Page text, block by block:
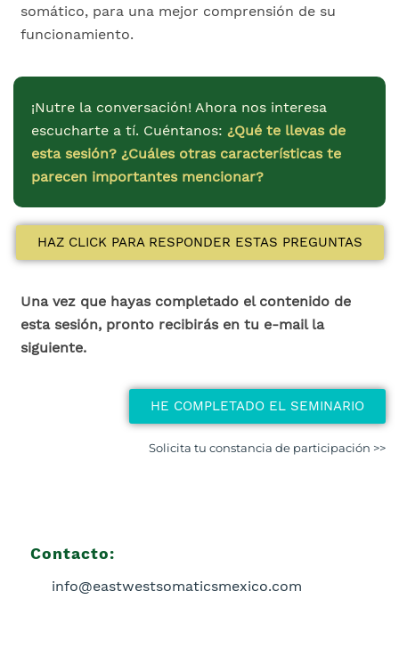
somático, para una mejor comprensión de su
funcionamiento.
¡Nutre la conversación! Ahora nos interesa
escucharte a tí. Cuéntanos: ¿Qué te llevas de
esta sesión? ¿Cuáles otras características te
parecen importantes mencionar?
HAZ CLICK PARA RESPONDER ESTAS PREGUNTAS
Una vez que hayas completado el contenido de
esta sesión, pronto recibirás en tu e-mail la
siguiente.
HE COMPLETADO EL SEMINARIO
Solicita tu constancia de participación >>
Contacto:
info@eastwestsomaticsmexico.com